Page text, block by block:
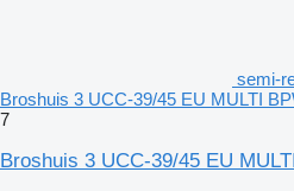
semi-
Broshuis 3 UCC-39/45 EU MULTI
7
Broshuis 3 UCC-39/45 EU